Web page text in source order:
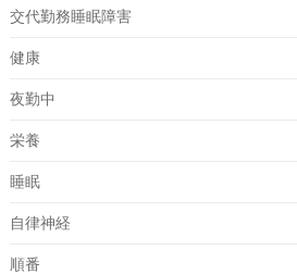
交代勤務睡眠障害
健康
夜勤中
栄養
睡眠
自律神経
順番